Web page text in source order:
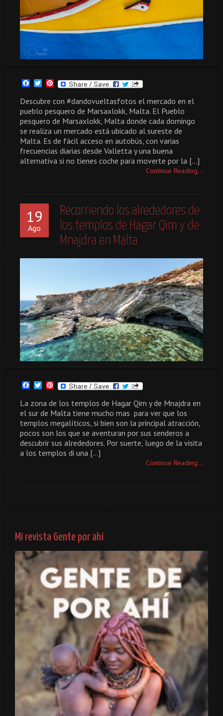
Facebook
TwitterPinterest
Descubre con #dandovueltasfotos el mercado en el
pueblo pesquero de Marsaxlokk, Malta. El Pueblo
pesquero de Marsaxlokk, Malta donde cada domingo
se realiza un mercado está ubicado al sureste de
Malta. Es de fácil acceso en autobús, con varias
frecuencias diarias desde Valletta y una buena
alternativa si no tienes coche para moverte por la […]
Continue Reading...
19
Ago
Recorriendo los alrededores de
los templos de Hagar Qim y de
Mnajdra en Malta
Facebook
TwitterPinterest
La zona de los templos de Hagar Qim y de Mnajdra en
el sur de Malta tiene mucho mas para ver que los
templos megalíticos, si bien son la principal atracción,
pocos son los que se aventuran por sus senderos a
descubrir sus alrededores. Por suerte, luego de la visita
a los templos di una […]
Continue Reading...
Mi revista Gente por ahí